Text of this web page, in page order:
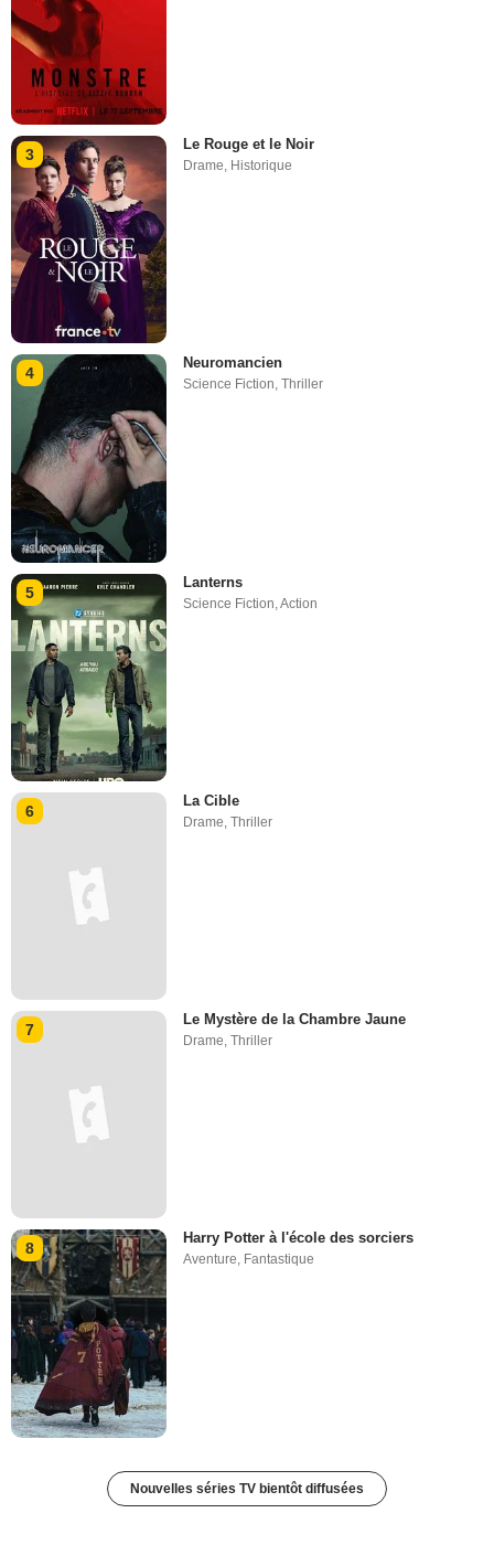
3
Le Rouge et le Noir
Drame, Historique
4
Neuromancien
Science Fiction,Thriller
5
Lanterns
Science Fiction ,Action
6
La Cible
Drame,Thriller
7
Le Mystère de la Chambre Jaune
Drame,Thriller
8
Harry Potter à l'école des sorciers
Aventure, Fantastique
Nouvelles séries TV bientôt diffusées